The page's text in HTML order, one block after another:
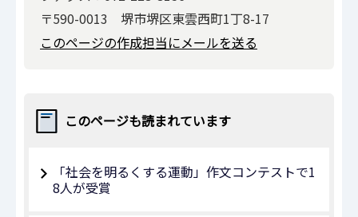
〒590-0013 堺市堺区東雲西町1丁8-17
このページの作成担当にメールを送る
このページも読まれています
「社会を明るくする運動」作文コンテストで1
8人が受賞